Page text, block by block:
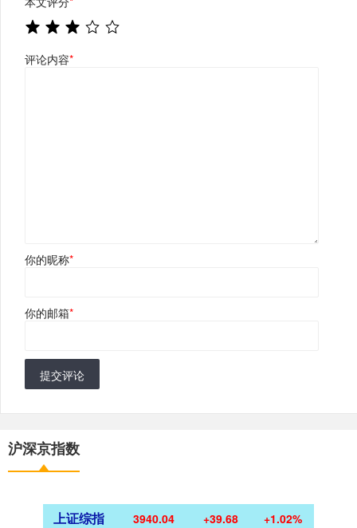
评论内容*
你的昵称*
你的邮箱*
提交评论
沪深京指数
上证综指 3940.04 +39.68 +1.02%